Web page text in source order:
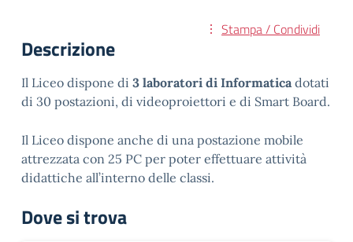
Stampa / Condividi
Descrizione
Il Liceo dispone di 3 laboratori di Informaticadotati
di 30 postazioni, di videoproiettori e di Smart Board.
Il Liceo dispone anche di una postazione mobile
attrezzata con 25 PC per poter effettuare attività
didattiche all’interno delle classi.
Dove si trova